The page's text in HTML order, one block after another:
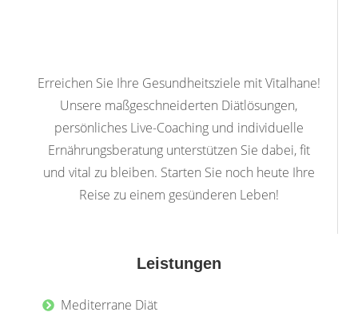
Erreichen Sie Ihre Gesundheitsziele mit Vitalhane!
Unsere maßgeschneiderten Diätlösungen,
persönliches Live-Coaching und individuelle
Ernährungsberatung unterstützen Sie dabei, fit
und vital zu bleiben. Starten Sie noch heute Ihre
Reise zu einem gesünderen Leben!
Leistungen
Mediterrane Diät